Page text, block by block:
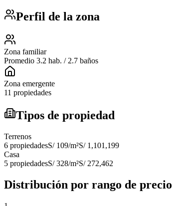
Perfil de la zona
Zona familiar
Promedio 3.2 hab. / 2.7 baños
Zona emergente
11 propiedades
Tipos de propiedad
Terrenos
6 propiedadesS/ 109/m²S/ 1,101,199
Casa
5 propiedadesS/ 328/m²S/ 272,462
Distribución por rango de precio